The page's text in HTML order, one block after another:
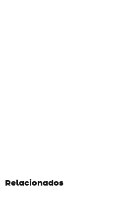
Relacionados